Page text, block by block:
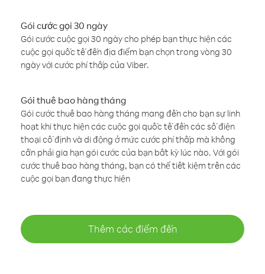
Gói cước gọi 30 ngày
Gói cước cuộc gọi 30 ngày cho phép bạn thực hiện các
cuộc gọi quốc tế đến địa điểm bạn chọn trong vòng 30
ngày với cước phí thấp của Viber.
Gói thuê bao hàng tháng
Gói cước thuê bao hàng tháng mang đến cho bạn sự linh
hoạt khi thực hiện các cuộc gọi quốc tế đến các số điện
thoại cố định và di động ở mức cước phí thấp mà không
cần phải gia hạn gói cước của bạn bất kỳ lúc nào. Với gói
cước thuê bao hàng tháng, bạn có thể tiết kiệm trên các
cuộc gọi bạn đang thực hiện
Thêm các điểm đến